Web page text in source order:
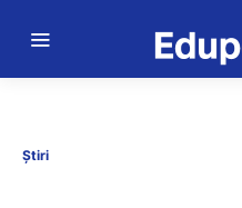
Știri